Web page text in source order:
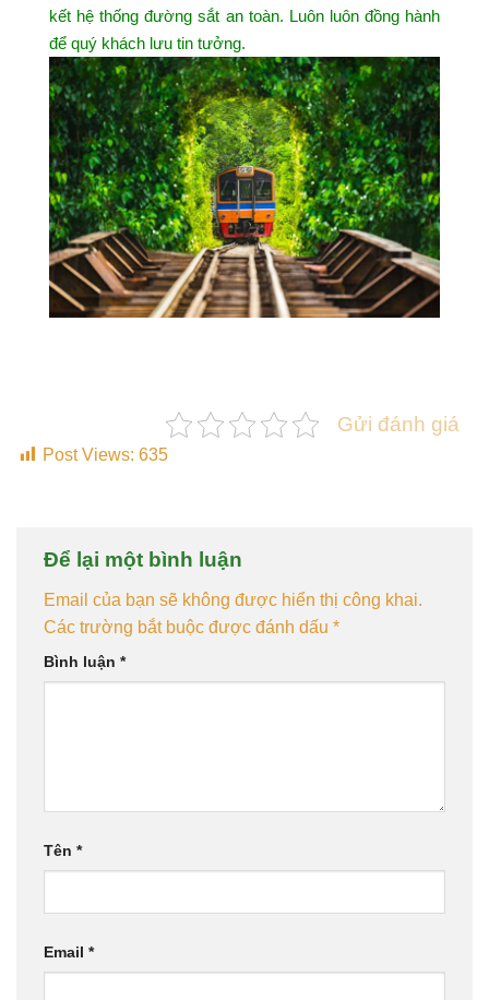
kết hệ thống đường sắt an toàn. Luôn luôn đồng hành
để quý khách lưu tin tưởng.
Gửi đánh giá
Post Views: 635
Để lại một bình luận
Email của bạn sẽ không được hiển thị công khai.
Các trường bắt buộc được đánh dấu *
Bình luận *
Tên *
Email *